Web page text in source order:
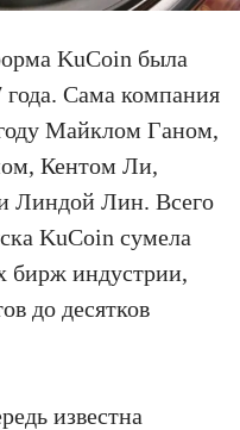
KuCoin была
года. Сама компания
Майклом Ганом,
Кентом Ли,
Лин. Всего
KuCoin сумела
бирж индустрии,
до десятков
известна